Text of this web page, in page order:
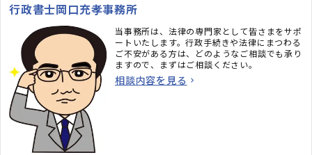
行政書士岡口充孝事務所
当事務所は、法律の専門家として皆さまをサポ
ートいたします。行政手続きや法律にまつわる
ご不安がある方は、どのようなご相談でも承り
ますので、まずはご相談ください。
相談内容を見る